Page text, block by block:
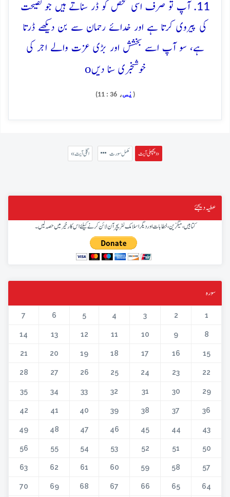
11. آپ تو صرف اسی شخص کو ڈر سناتے ہیں جو نصیحت
کی پیروی کرتا ہے اور خدائے رحمان سے بن دیکھے ڈرتا
ہے، سو آپ اسے بخشش اور بڑی عزت والے اجر کی
خوشخبری سنا دیںo
( يٰس، 36 : 11)
پچھلی آیت » مکمل سورت « اگلی آیت
عطیہ دیجئے
کتابیں، میگزین، خطابات اور دیگر اسلامک لٹریچر آن لائن کرنے کیلئے اس کار خیر میں حصہ لیں۔
سورہ
1
2
3
4
5
6
7
8
9
10
11
12
13
14
15
16
17
18
19
20
21
22
23
24
25
26
27
28
29
30
31
32
33
34
35
36
37
38
39
40
41
42
43
44
45
46
47
48
49
50
51
52
53
54
55
56
57
58
59
60
61
62
63
64
65
66
67
68
69
70